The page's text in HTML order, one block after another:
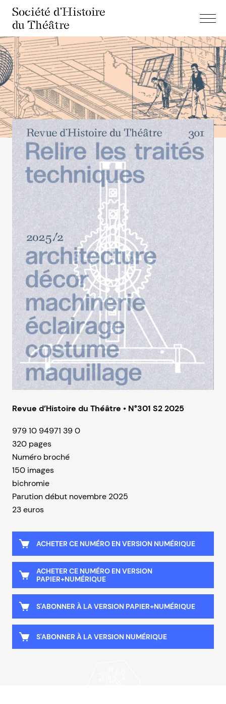
Société d'Histoire
du Théâtre
Revue d’Histoire du Théâtre • N°301 S2 2025
979 10 94971 39 0
320 pages
Numéro broché
150 images
bichromie
Parution début novembre 2025
23 euros
ACHETER CE NUMÉRO EN VERSION NUMÉRIQUE
ACHETER CE NUMÉRO EN VERSION
PAPIER+NUMÉRIQUE
S'ABONNER À LA VERSION PAPIER+NUMÉRIQUE
S'ABONNER À LA VERSION NUMÉRIQUE